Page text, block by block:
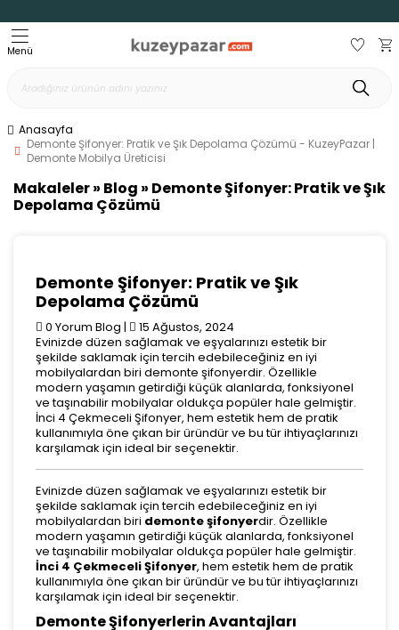
Menü
Anasayfa
Demonte Şifonyer: Pratik ve Şık Depolama Çözümü - KuzeyPazar |
Demonte Mobilya Üreticisi
Makaleler » Blog » Demonte Şifonyer: Pratik ve Şık
Depolama Çözümü
Demonte Şifonyer: Pratik ve Şık
Depolama Çözümü
0 Yorum Blog |
15 Ağustos, 2024
Evinizde düzen sağlamak ve eşyalarınızı estetik bir
şekilde saklamak için tercih edebileceğiniz en iyi
mobilyalardan biri demonte şifonyerdir. Özellikle
modern yaşamın getirdiği küçük alanlarda, fonksiyonel
ve taşınabilir mobilyalar oldukça popüler hale gelmiştir.
İnci 4 Çekmeceli Şifonyer, hem estetik hem de pratik
kullanımıyla öne çıkan bir üründür ve bu tür ihtiyaçlarınızı
karşılamak için ideal bir seçenektir.
Evinizde düzen sağlamak ve eşyalarınızı estetik bir
şekilde saklamak için tercih edebileceğiniz en iyi
mobilyalardan biri demonte şifonyerdir. Özellikle
modern yaşamın getirdiği küçük alanlarda, fonksiyonel
ve taşınabilir mobilyalar oldukça popüler hale gelmiştir.
İnci 4 Çekmeceli Şifonyer, hem estetik hem de pratik
kullanımıyla öne çıkan bir üründür ve bu tür ihtiyaçlarınızı
karşılamak için ideal bir seçenektir.
Demonte Şifonyerlerin Avantajları